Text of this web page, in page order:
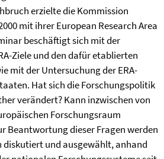
erzielte die Kommission
mit ihrer European Research Area
beschäftigt sich mit der
Ziele und den dafür etablierten
mit der Untersuchung der ERA-
Hat sich die Forschungspolitik
verändert? Kann inzwischen von
Forschungsraum
Beantwortung dieser Fragen werden
und ausgewählt, anhand